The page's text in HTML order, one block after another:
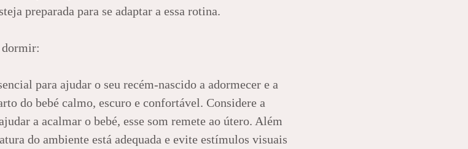
preparada para se adaptar a essa rotina.
dormir:
para ajudar o seu recém-nascido a adormecer e a
do bebé calmo, escuro e confortável. Considere a
a acalmar o bebé, esse som remete ao útero. Além
do ambiente está adequada e evite estímulos visuais